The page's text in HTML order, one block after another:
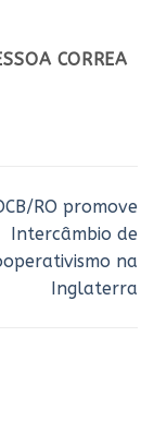
CORREA
RO promove
Intercâmbio de
na
Inglaterra